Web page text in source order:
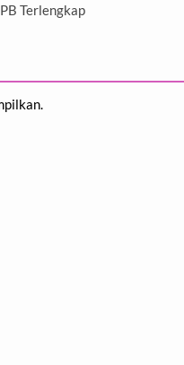
Terlengkap